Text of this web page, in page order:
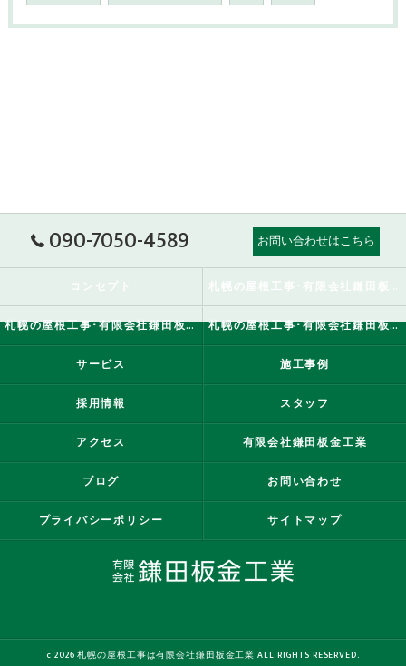
090-7050-4589 お問い合わせはこちら
コンセプト
札幌の屋根工事･有限会社鎌田板金工業の評判 札幌の屋根工事･有限会社鎌田板金工業のお客様の声
サービス 施工事例
採用情報 スタッフ
アクセス 有限会社鎌田板金工業
ブログ お問い合わせ
プライバシーポリシー サイトマップ
c 2026 札幌の屋根工事は有限会社鎌田板金工業 ALL RIGHTS RESERVED.